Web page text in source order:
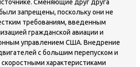
Сменяющие друг друга
запрещены, поскольку они не
требованиям, введенным
гражданской авиации и
управлением США. Внедрение
с большим перепуском и
характеристиками